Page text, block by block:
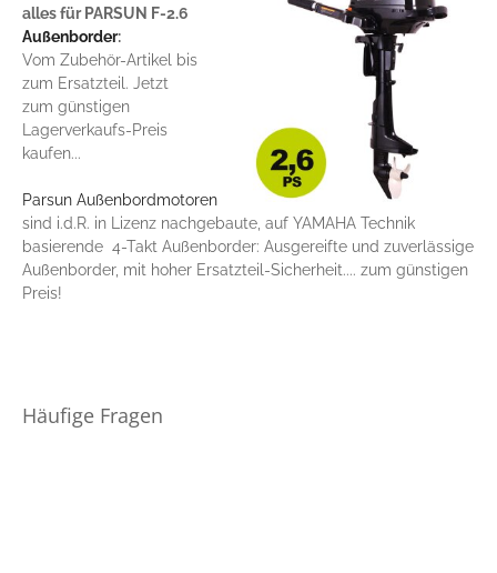
alles für PARSUN F-2.6
Außenborder:
Vom Zubehör-Artikel bis
zum Ersatzteil. Jetzt
zum günstigen
Lagerverkaufs-Preis
kaufen...
Parsun Außenbordmotoren
sind i.d.R. in Lizenz nachgebaute, auf YAMAHA Technik
basierende 4-Takt Außenborder: Ausgereifte und zuverlässige
Außenborder, mit hoher Ersatzteil-Sicherheit.... zum günstigen
Preis!
Häufige Fragen